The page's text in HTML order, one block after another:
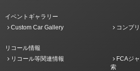
イベントギャラリー
Custom Car Gallery
コンプ
リコール情報
リコール等関連情報
FCAジ
索